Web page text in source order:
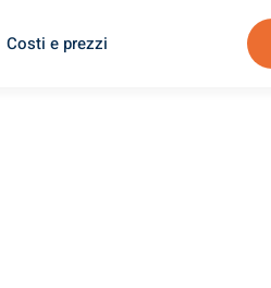
Costi e prezzi